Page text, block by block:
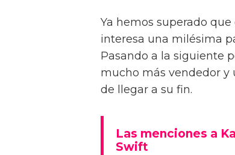
Ya hemos superado
interesa una milésima
Pasando a la siguiente
mucho más vendedor y
de llegar a su fin.
Las menciones a
Swift